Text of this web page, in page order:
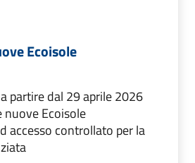
Ecoisole
partire dal 29 aprile 2026
Ecoisole
accesso controllato per la